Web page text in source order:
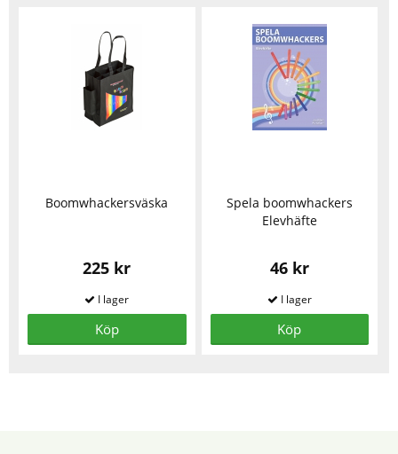
Boomwhackersväska
225 kr
Köp
Spela boomwhackers
Elevhäfte
46 kr
Köp